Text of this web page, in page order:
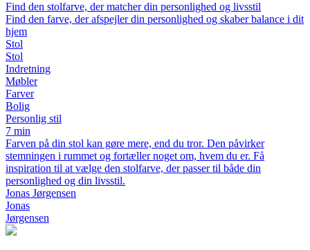
Find den stolfarve, der matcher din personlighed og livsstil
Find den farve, der afspejler din personlighed og skaber balance i dit
hjem
Stol
Stol
Indretning
Møbler
Farver
Bolig
Personlig stil
7 min
Farven på din stol kan gøre mere, end du tror. Den påvirker
stemningen i rummet og fortæller noget om, hvem du er. Få
inspiration til at vælge den stolfarve, der passer til både din
personlighed og din livsstil.
Jonas Jørgensen
Jonas
Jørgensen